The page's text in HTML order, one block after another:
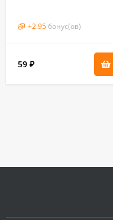
+2.95 бонус(ов)
59 ₽